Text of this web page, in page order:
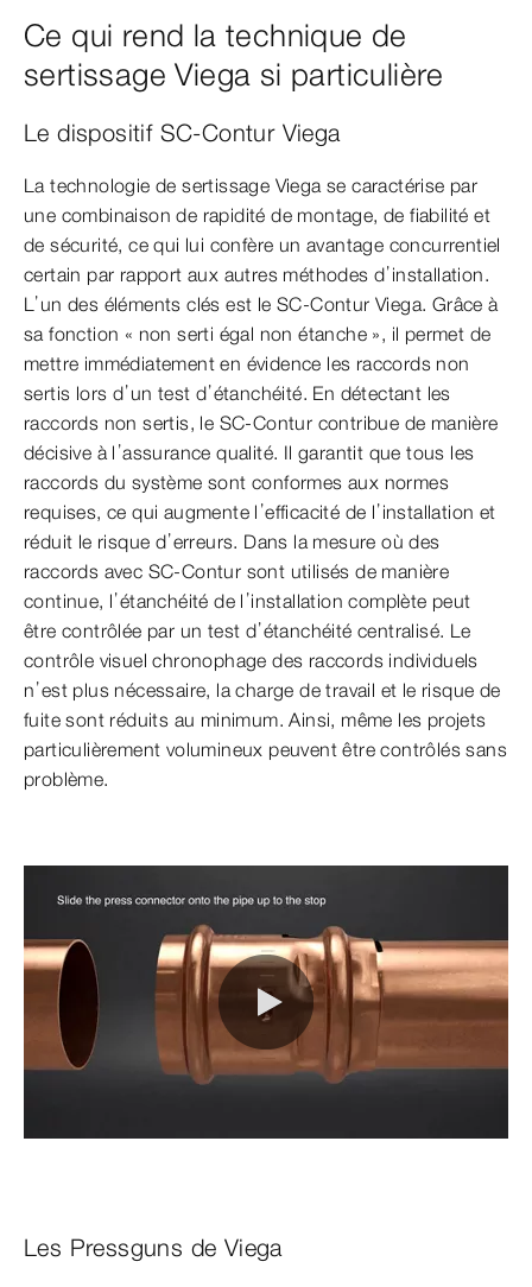
Ce qui rend la technique de
sertissage Viega si particulière
Le dispositif SC-Contur Viega
La technologie de sertissage Viega se caractérise par
une combinaison de rapidité de montage, de fiabilité et
de sécurité, ce qui lui confère un avantage concurrentiel
certain par rapport aux autres méthodes d’installation.
L’un des éléments clés est le SC-Contur Viega. Grâce à
sa fonction « non serti égal non étanche », il permet de
mettre immédiatement en évidence les raccords non
sertis lors d’un test d’étanchéité. En détectant les
raccords non sertis, le SC-Contur contribue de manière
décisive à l’assurance qualité. Il garantit que tous les
raccords du système sont conformes aux normes
requises, ce qui augmente l’efficacité de l’installation et
réduit le risque d’erreurs. Dans la mesure où des
raccords avec SC-Contur sont utilisés de manière
continue, l’étanchéité de l’installation complète peut
être contrôlée par un test d’étanchéité centralisé. Le
contrôle visuel chronophage des raccords individuels
n’est plus nécessaire, la charge de travail et le risque de
fuite sont réduits au minimum. Ainsi, même les projets
particulièrement volumineux peuvent être contrôlés sans
problème.
Les Pressguns de Viega